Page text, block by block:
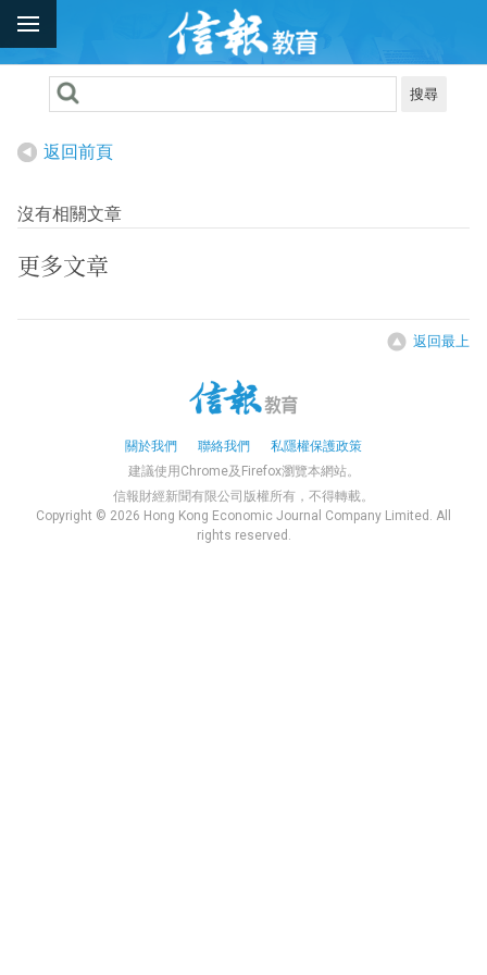
搜尋
返回前頁
沒有相關文章
更多文章
返回最上
關於我們 聯絡我們
私隱權保護政策
建議使用Chrome及Firefox瀏覽本網站。
信報財經新聞有限公司版權所有，不得轉載。
Copyright © 2026 Hong Kong Economic Journal Company Limited. All
rights reserved.